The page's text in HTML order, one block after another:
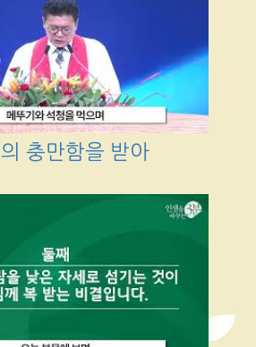
충만함을 받아